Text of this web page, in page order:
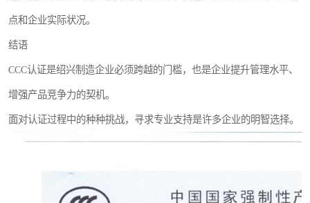
点和企业实际状况。
结语
CCC认证是绍兴制造企业必须跨越的门槛，也是企业提升管理水平、
增强产品竞争力的契机。
面对认证过程中的种种挑战，寻求专业支持是许多企业的明智选择。